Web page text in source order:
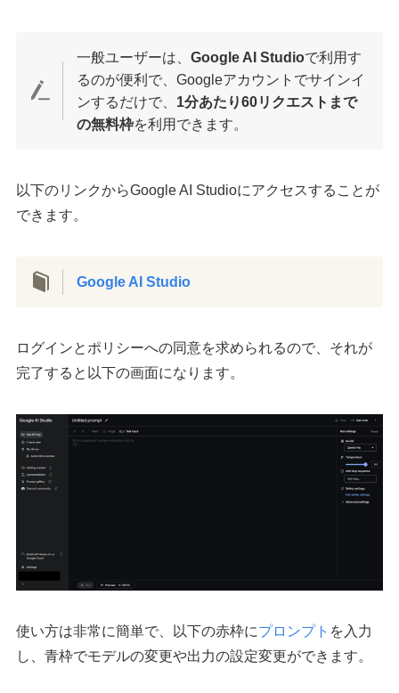
一般ユーザーは、 Google AI Studioで利用す
るのが便利で、Googleアカウントでサインイ
ンするだけで、 1分あたり60リクエストまで
の無料枠を利用できます。
以下のリンクからGoogle AI Studioにアクセスすることが
できます。
Google AI Studio
ログインとポリシーへの同意を求められるので、それが
完了すると以下の画面になります。
使い方は非常に簡単で、以下の赤枠にプロンプト を入力
し、青枠でモデルの変更や出力の設定変更ができます。